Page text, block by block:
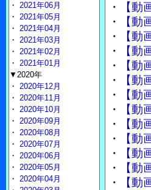
・
【
・
【
・
【
・
【
・
【
・
【
・
【
・
【
・
【
・
【
・
【
・
【
・
【
・ 2021年06月
・ 2021年05月
・ 2021年04月
・ 2021年03月
・ 2021年02月
・ 2021年01月
▼2020年
・ 2020年12月
・ 2020年11月
・ 2020年10月
・ 2020年09月
・ 2020年08月
・ 2020年07月
・ 2020年06月
・ 2020年05月
・ 2020年04月